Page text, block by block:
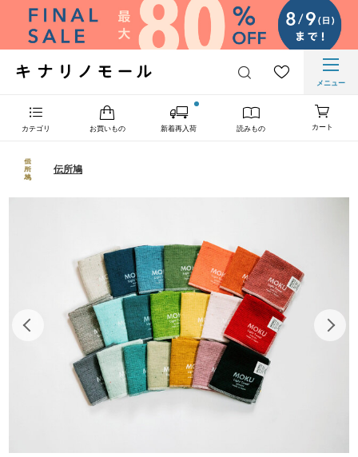
メニュー
カテゴリ お買いもの 新着再入荷 読みもの カート
伝所鳩